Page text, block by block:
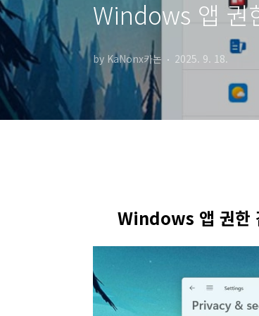
Windows 앱 권
by KaNonx카논 2025. 9. 18.
Windows 앱 권한